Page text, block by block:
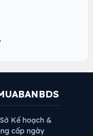
Kế hoạch &
cấp ngày